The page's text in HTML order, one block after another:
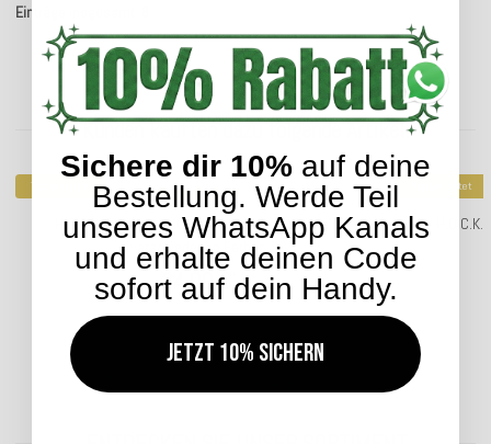
Einträge insgesamt: 8
Kunden kauften dazu folgende Artikel:
Top bewertet
H.O.C.K. Classic Uni Outdoor Kissen 50x50cm in
verschiedenen Farben
24,99 €
Top bewertet
Sichere dir 10% auf deine
Bestellung. Werde Teil
unseres WhatsApp Kanals
und erhalte deinen Code
sofort auf dein Handy.
Jetzt 10% sichern